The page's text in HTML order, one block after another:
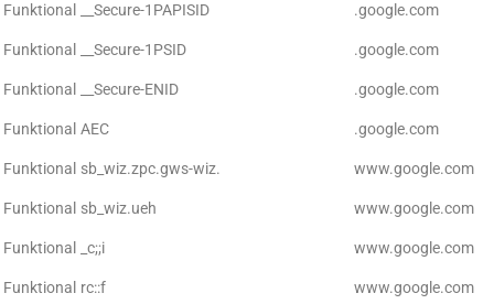
Funktional __Secure-1PAPISID .google.com
Funktional __Secure-1PSID .google.com
Funktional __Secure-ENID .google.com
Funktional AEC .google.com
Funktional sb_wiz.zpc.gws-wiz. www.google.com
Funktional sb_wiz.ueh www.google.com
Funktional _c;;i www.google.com
Funktional rc::f www.google.com